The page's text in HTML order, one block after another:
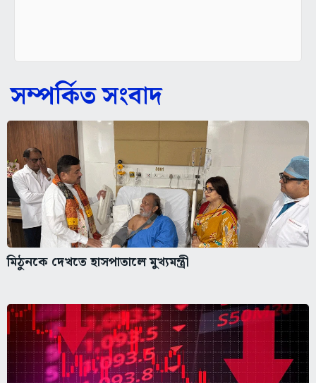
সম্পর্কিত সংবাদ
মিঠুনকে দেখতে হাসপাতালে মুখ্যমন্ত্রী